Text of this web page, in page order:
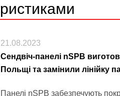
21.08.2023
Сендвіч-панелі nSPB
Польщі та замінили лінійку
Панелі nSPB забезпечують